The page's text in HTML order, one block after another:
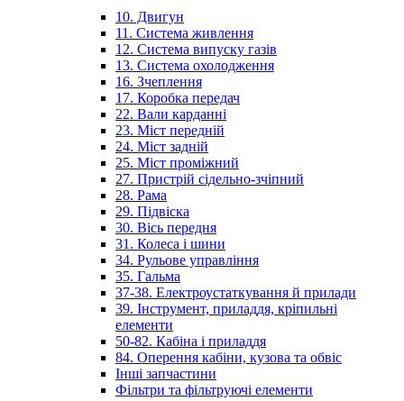
10. Двигун
11. Система живлення
12. Система випуску газів
13. Система охолодження
16. Зчеплення
17. Коробка передач
22. Вали карданні
23. Міст передній
24. Міст задній
25. Міст проміжний
27. Пристрій сідельно-зчіпний
28. Рама
29. Підвіска
30. Вісь передня
31. Колеса і шини
34. Рульове управління
35. Гальма
37-38. Електроустаткування й прилади
39. Інструмент, приладдя, кріпильні
елементи
50-82. Кабіна і приладдя
84. Оперення кабіни, кузова та обвіс
Інші запчастини
Фільтри та фільтруючі елементи